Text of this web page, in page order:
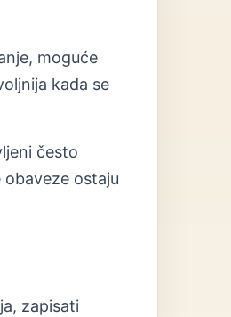
moguće
kada se
često
ostaju
zapisati